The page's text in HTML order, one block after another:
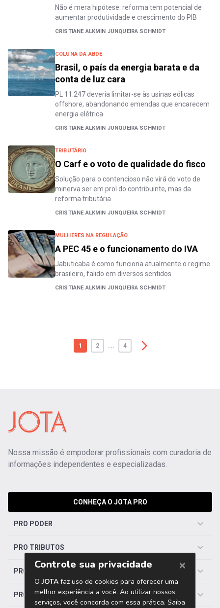
Não é mera hipótese: reforma tem potencial de
aumentar produtividade e crescimento do PIB
CRISTIANE ALKMIN JUNQUEIRA SCHMIDT
COLUNA DA ABDE
Brasil, o país da energia barata e da
conta de luz cara
PL 11.247 deveria limitar-se às usinas eólicas
offshore, abandonando emendas que encarecem
energia elétrica
CRISTIANE ALKMIN JUNQUEIRA SCHMIDT
TRIBUTÁRIO
O Carf e o voto de qualidade do fisco
Solução para o contencioso não virá do voto de
minerva ser em prol do contribuinte, mas da
reforma tributária
CRISTIANE ALKMIN JUNQUEIRA SCHMIDT
MULHERES NA REGULAÇÃO
A PEC 45 e o funcionamento do IVA
Jabuticaba é como funciona atualmente o regime
brasileiro, falido em diversos sentidos
CRISTIANE ALKMIN JUNQUEIRA SCHMIDT
1 2 ... 4
Nossa missão é empoderar profissionais com curadoria de
informações independentes e especializadas.
CONHEÇA O JOTA PRO
PRO PODER
PRO TRIBUTOS
PRO TRABALHISTA
PRO SAÚDE